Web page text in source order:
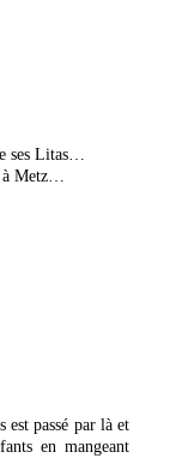
ses Litas…
à Metz…
est passé par là et
en mangeant